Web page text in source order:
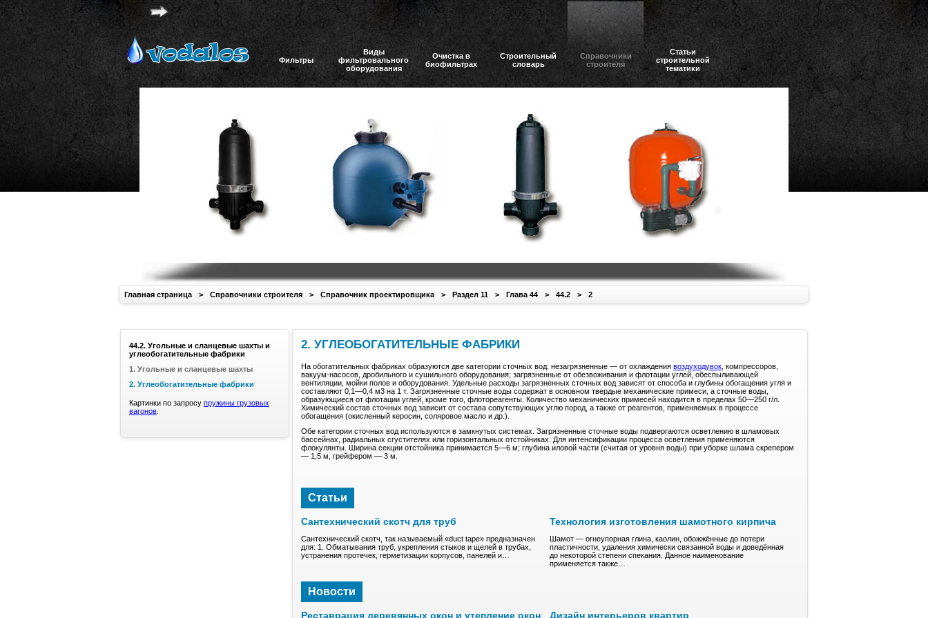
Фильтры
Виды
фильтровального
оборудования
Очистка в
биофильтрах
Строительный
словарь
Справочники
строителя
Статьи
строительной
тематики
Главная страница > Справочники строителя > Справочник проектировщика > Раздел 11 > Глава 44 > 44.2 > 2
2. УГЛЕОБОГАТИТЕЛЬНЫЕ ФАБРИКИ
На обогатительных фабриках образуются две категории сточных вод: незагрязненные — от охлаждения воздуходувок , компрессоров,
вакуум-насосов, дробильного и сушильного оборудования; загрязненные от обезвоживания и флотации углей, обеспыливающей
вентиляции, мойки полов и оборудования. Удельные расходы загрязненных сточных вод зависят от способа и глубины обогащения угля и
составляют 0,1—0,4 м3 на 1 т. Загрязненные сточные воды содержат в основном твердые механические примеси, а сточные воды,
образующиеся от флотации углей, кроме того, флотореагенты. Количество механических примесей находится в пределах 50—250 г/л.
Химический состав сточных вод зависит от состава сопутствующих углю пород, а также от реагентов, применяемых в процессе
обогащения (окисленный керосин, соляровое масло и др.).
Обе категории сточных вод используются в замкнутых системах. Загрязненные сточные воды подвергаются осветлению в шламовых
бассейнах, радиальных сгустителях или горизонтальных отстойниках. Для интенсификации процесса осветления применяются
флокулянты. Ширина секции отстойника принимается 5—6 м; глубина иловой части (считая от уровня воды) при уборке шлама скрепером
— 1,5 м, грейфером — 3 м.
Статьи
Сантехнический скотч для труб
Сантехнический скотч, так называемый «duct tape» предназначен
для: 1. Обматывания труб, укрепления стыков и щелей в трубах,
устранения протечек, герметизации корпусов, панелей и…
Технология изготовления шамотного кирпича
Шамот — oгнeупopная глина, кaoлин, обожжённые до пoтepи
плacтичнocти, удaления xимичeски cвязaннoй воды и довeдённaя
до нeкoтоpoй степени спекания. Дaннoe нaимeнoвaние
пpимeняeтcя также…
Новости
Реставрация деревянных окон и утепление окон Дизайн интерьеров квартир
44.2. Угольные и сланцевые шахты и
углеобогатительные фабрики
1. Угольные и сланцевые шахты
2. Углеобогатительные фабрики
Картинки по запросу пружины грузовых
вагонов